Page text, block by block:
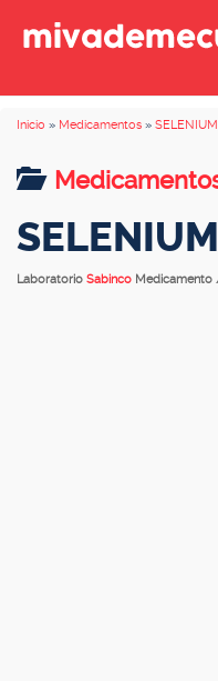
Inicio » Medicamentos »
Laboratorio Sabinco Medicamento